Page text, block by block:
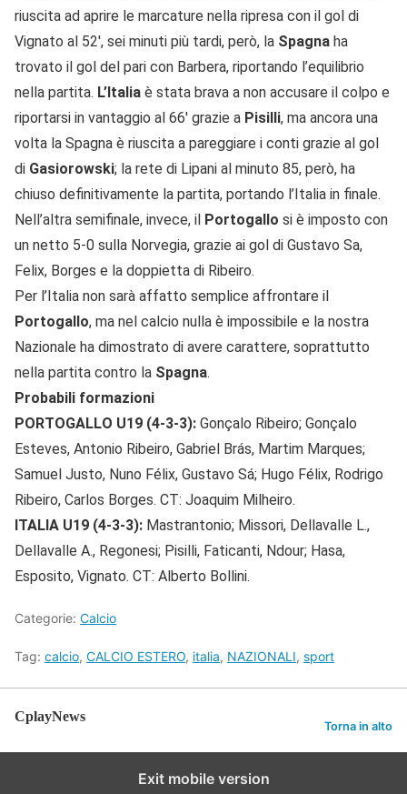
riuscita ad aprire le marcature nella ripresa con il gol di
Vignato al 52′, sei minuti più tardi, però, la Spagna ha
trovato il gol del pari con Barbera, riportando l’equilibrio
nella partita. L’Italia è stata brava a non accusare il colpo e
riportarsi in vantaggio al 66′ grazie a Pisilli, ma ancora una
volta la Spagna è riuscita a pareggiare i conti grazie al gol
di Gasiorowski; la rete di Lipani al minuto 85, però, ha
chiuso definitivamente la partita, portando l’Italia in finale.
Nell’altra semifinale, invece, il Portogallo si è imposto con
un netto 5-0 sulla Norvegia, grazie ai gol di Gustavo Sa,
Felix, Borges e la doppietta di Ribeiro.
Per l’Italia non sarà affatto semplice affrontare il
Portogallo, ma nel calcio nulla è impossibile e la nostra
Nazionale ha dimostrato di avere carattere, soprattutto
nella partita contro la Spagna.
Probabili formazioni
PORTOGALLO U19 (4-3-3): Gonçalo Ribeiro; Gonçalo
Esteves, Antonio Ribeiro, Gabriel Brás, Martim Marques;
Samuel Justo, Nuno Félix, Gustavo Sá; Hugo Félix, Rodrigo
Ribeiro, Carlos Borges. CT: Joaquim Milheiro.
ITALIA U19 (4-3-3): Mastrantonio; Missori, Dellavalle L.,
Dellavalle A., Regonesi; Pisilli, Faticanti, Ndour; Hasa,
Esposito, Vignato. CT: Alberto Bollini.
Categorie: Calcio
Tag: calcio, CALCIO ESTERO, italia, NAZIONALI, sport
CplayNews
Torna in alto
Exit mobile version